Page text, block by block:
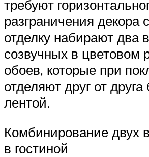
требуют
разграничения декора
отделку набирают два
созвучных в цветовом
обоев, которые при
отделяют друг от
лентой.
Комбинирование двух
в гостиной